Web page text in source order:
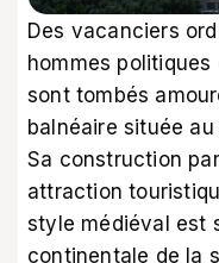
Des vacanciers
hommes politiques
sont tombés
balnéaire située
Sa construction
attraction
style médiéval est
continentale de la